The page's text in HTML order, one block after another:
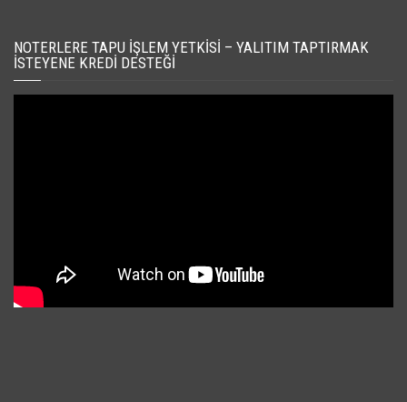
NOTERLERE TAPU İŞLEM YETKISI – YALITIM TAPTIRMAK
İSTEYENE KREDI DESTEĞI